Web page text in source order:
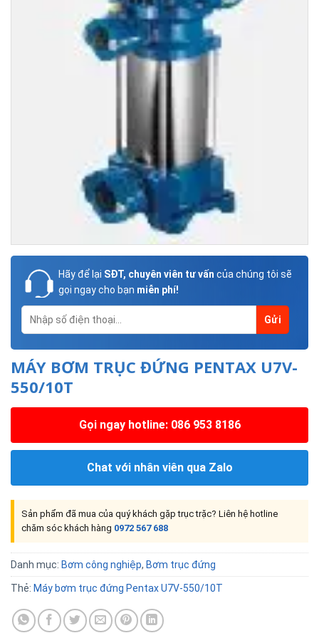
Hãy để lại SĐT, chuyên viên tư vấn của chúng tôi sẽ
gọi ngay cho bạn miễn phí!
MÁY BƠM TRỤC ĐỨNG PENTAX U7V-
550/10T
Gọi ngay hotline: 086 953 8186
Chat với nhân viên qua Zalo
Sản phẩm đã mua của quý khách gặp trục trặc? Liên hệ hotline
chăm sóc khách hàng 0972 567 688
Danh mục: Bơm công nghiệp, Bơm trục đứng
Thẻ: Máy bơm trục đứng Pentax U7V-550/10T